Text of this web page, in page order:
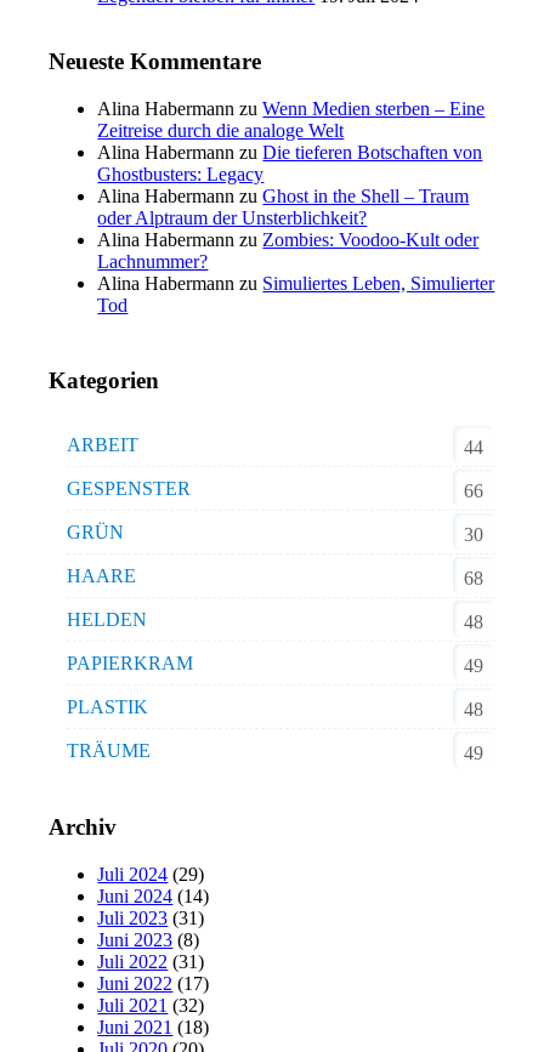
Neueste Kommentare
Alina Habermann zuWenn Medien sterben – Eine
Zeitreise durch die analoge Welt
Alina Habermann zuDie tieferen Botschaften von
Ghostbusters: Legacy
Alina Habermann zuGhost in the Shell – Traum
oder Alptraum der Unsterblichkeit?
Alina Habermann zu Zombies: Voodoo-Kult oder
Lachnummer?
Alina Habermann zu Simuliertes Leben, Simulierter
Tod
Kategorien
ARBEIT
44
GESPENSTER
66
GRÜN
30
HAARE
68
HELDEN
48
PAPIERKRAM
49
PLASTIK
48
TRÄUME
49
Archiv
Juli 2024 (29)
Juni 2024 (14)
Juli 2023 (31)
Juni 2023 (8)
Juli 2022 (31)
Juni 2022 (17)
Juli 2021 (32)
Juni 2021 (18)